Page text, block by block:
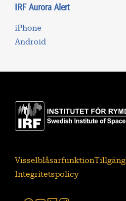
IRF Aurora Alert
iPhone
Android
Visselblåsarfunktion
Integritetspolicy